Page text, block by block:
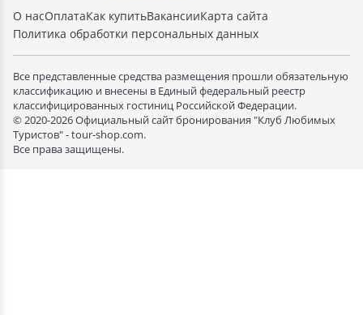
О насОплатаКак купитьВакансииКарта сайта
Политика обработки персональных данных
Все представленные средства размещения прошли обязательную
классификацию и внесены в Единый федеральный реестр
классифицированных гостиниц Российской Федерации.
© 2020-2026 Официальный сайт бронирования "Клуб Любимых
Туристов" - tour-shop.com.
Все права защищены.